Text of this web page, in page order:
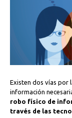
Existen dos vías por
información
robo físico de
través de las